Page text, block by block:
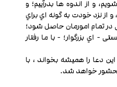
و از اندوه ها بدرآییم؛ و
از نزد خودت به گونه اي براي
در تمام امورمان حاصل شود؛
- اي بزرگوار؛ - با ما رفتار
دعا را همیشه بخواند ، با
محشور خواهد شد.